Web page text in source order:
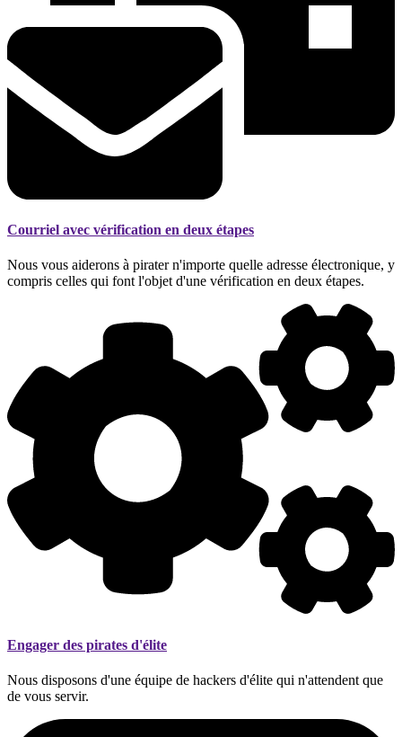
Courriel avec vérification en deux étapes
Nous vous aiderons à pirater n'importe quelle adresse électronique, y
compris celles qui font l'objet d'une vérification en deux étapes.
Engager des pirates d'élite
Nous disposons d'une équipe de hackers d'élite qui n'attendent que
de vous servir.